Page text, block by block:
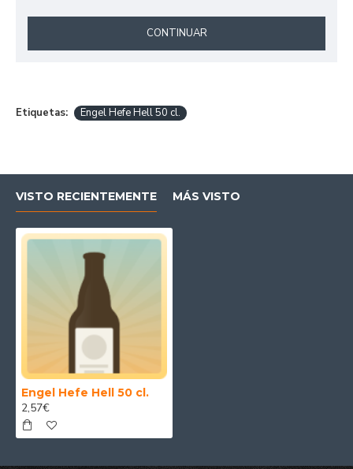
CONTINUAR
Etiquetas: Engel Hefe Hell 50 cl.
VISTO RECIENTEMENTE MÁS VISTO
Engel Hefe Hell 50 cl.
2,57€